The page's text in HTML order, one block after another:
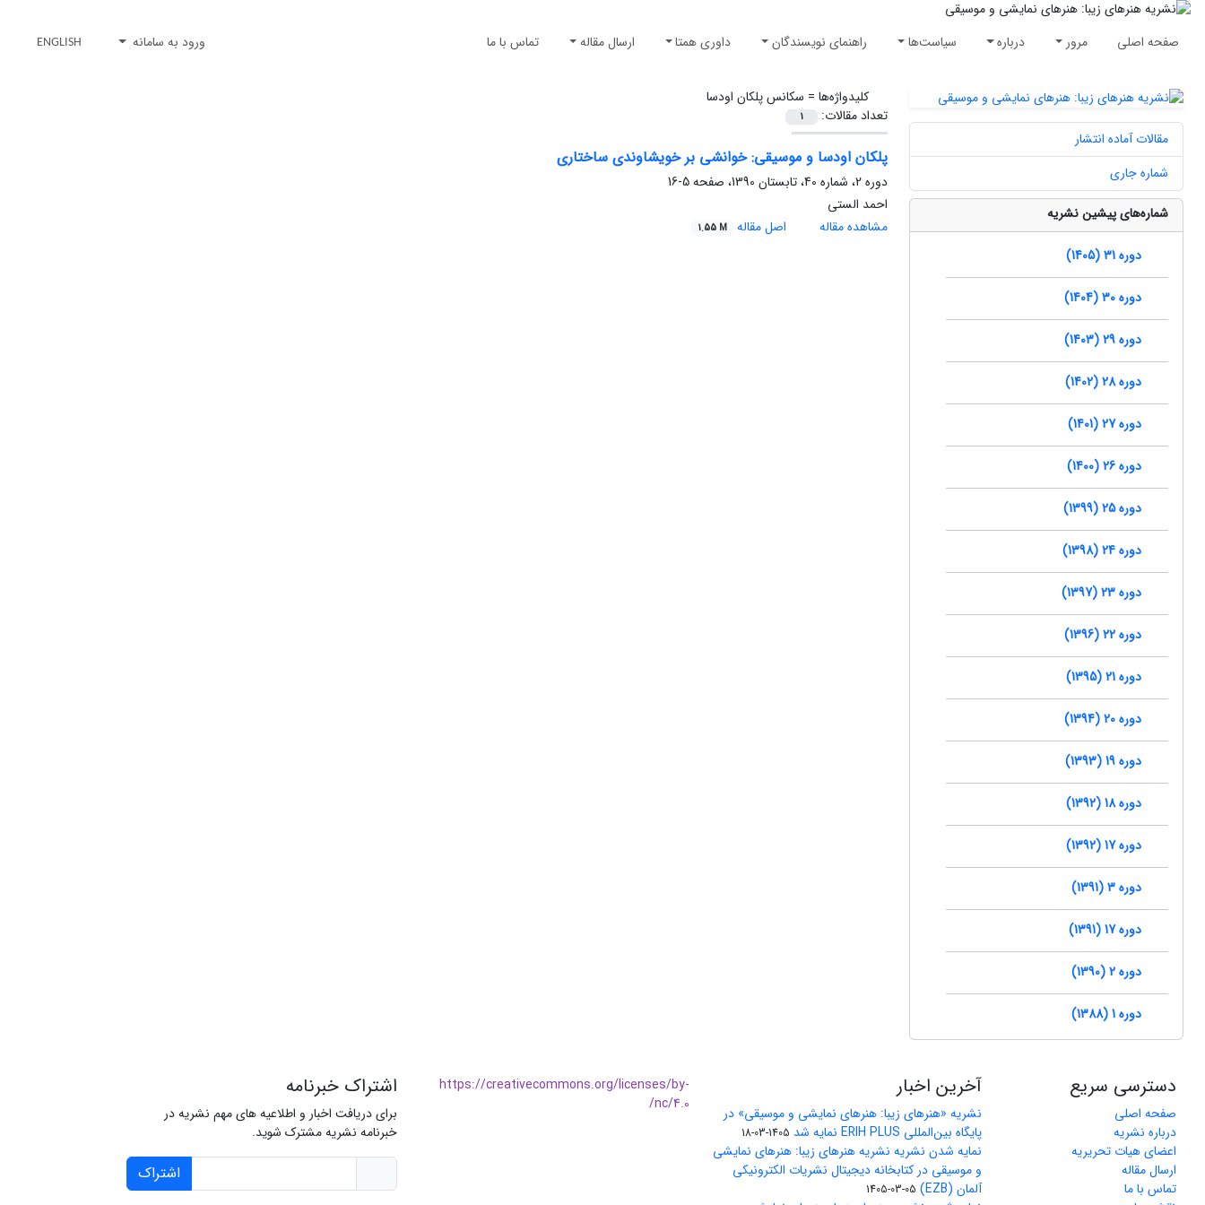
صفحه اصلی مرور درباره سیاست‌ها راهنمای نویسندگان داوری همتا ارسال مقاله تماس با ما ورود به سامانه ENGLISH
کلیدواژه‌ها = سکانس پلکان اودسا
تعداد مقالات:
1
پلکان اودسا و موسیقی: خوانشی بر خویشاوندی ساختاری
دوره 2، شماره 40، تابستان 1390، صفحه
5-16
احمد الستی
مشاهده مقاله
اصل مقاله 1.55 M
مقالات آماده انتشار
شماره جاری
شماره‌های پیشین نشریه
دوره 31 (1405)
دوره 30 (1404)
دوره 29 (1403)
دوره 28 (1402)
دوره 27 (1401)
دوره 26 (1400)
دوره 25 (1399)
دوره 24 (1398)
دوره 23 (1397)
دوره 22 (1396)
دوره 21 (1395)
دوره 20 (1394)
دوره 19 (1393)
دوره 18 (1392)
دوره 17 (1392)
دوره 3 (1391)
دوره 17 (1391)
دوره 2 (1390)
دوره 1 (1388)
دسترسی سریع
صفحه اصلی
درباره نشریه
اعضای هیات تحریریه
ارسال مقاله
تماس با ما
آخرین اخبار
نشریه «هنرهای زیبا: هنرهای نمایشی و موسیقی» در
پایگاه بین‌المللی ERIH PLUS نمایه شد
1405-03-18
نمایه شدن نشریه نشریه هنرهای زیبا: هنرهای نمایشی
و موسیقی در کتابخانه دیجیتال نشریات الکترونیکی
آلمان (EZB)
1405-03-05
https://creativecommons.org/licenses/by-
nc/4.0/
اشتراک خبرنامه
برای دریافت اخبار و اطلاعیه های مهم نشریه در
خبرنامه نشریه مشترک شوید.
اشتراک